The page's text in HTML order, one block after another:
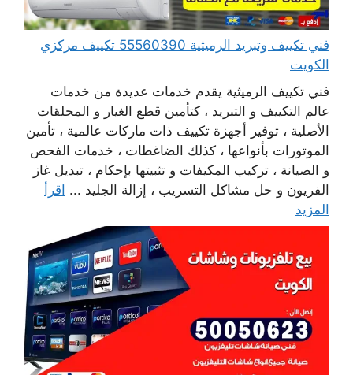
فني تكييف وتبريد الرميثية 55560390 تكييف مركزي
الكويت
فني تكييف الرميثية يقدم خدمات عديدة من خدمات
عالم التكييف و التبريد ، كتأمين قطع الغيار و المحلقات
الأصلية ، توفير أجهزة تكييف ذات ماركات عالمية ، تأمين
الموتورات بأنواعها ، كذلك الضاغطات ، خدمات الفحص
و الصيانة ، تركيب المكيفات و تثبيتها بإحكام ، تبديل غاز
الفريون و حل مشاكل التسريب ، إزالة الجليد ... اقرأ
المزيد